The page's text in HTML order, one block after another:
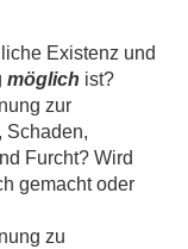
Existenz und
möglich ist?
zur
Schaden,
Furcht? Wird
gemacht oder
zu